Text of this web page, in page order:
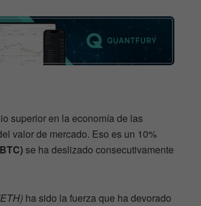
superior en la economía de las
valor de mercado. Eso es un 10%
se ha deslizado consecutivamente
ha sido la fuerza que ha devorado